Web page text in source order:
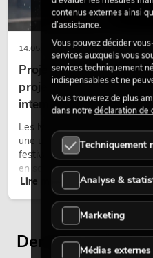
14.05.2026
Projecteurs à tête
projecteurs à tête
intempéries pour les
Les lyres outdoor sont des
une utilisation en extérieur.
festivals, de fêtes urbaines,
en scène architecturales et
temporaires.
Lire maintenant
Derniers articles
contenus externes ainsi
d’assistance.
Vous pouvez décider
services auxquels vous
services techniquement
indispensables et ne
Vous trouverez de plus
dans notre déclaration de
Techniquement
Analyse &
Marketing
Médias externes